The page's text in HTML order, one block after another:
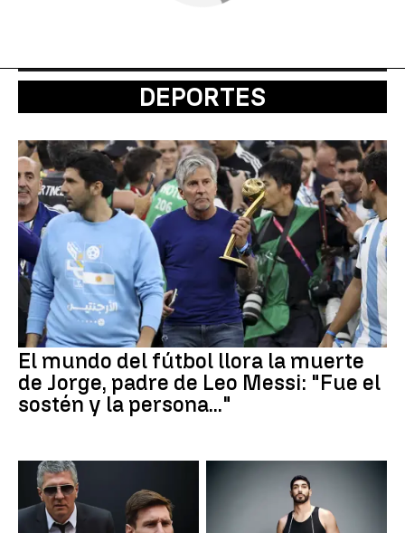
DEPORTES
El mundo del fútbol llora la muerte
de Jorge, padre de Leo Messi: "Fue el
sostén y la persona..."